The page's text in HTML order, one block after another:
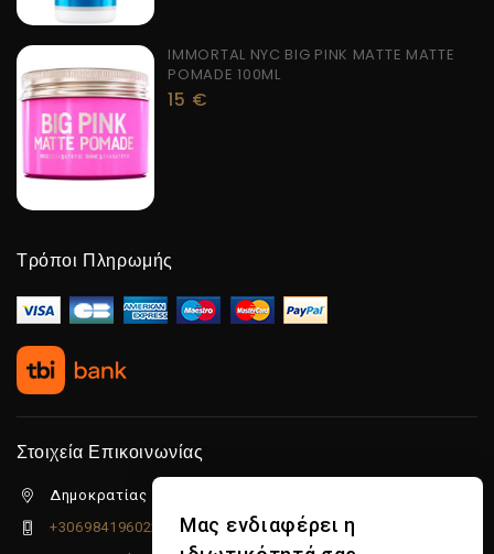
IMMORTAL NYC BIG PINK MATTE MATTE
POMADE 100ML
15 €
Τρόποι Πληρωμής
Στοιχεία Επικοινωνίας
Δημοκρατίας 5β Λιμένας Χερσονήσου, 70014
+306984196022
Μας ενδιαφέρει η